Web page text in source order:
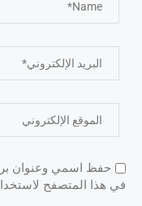
حفظ اسمي وعنوان
في هذا المتصفح